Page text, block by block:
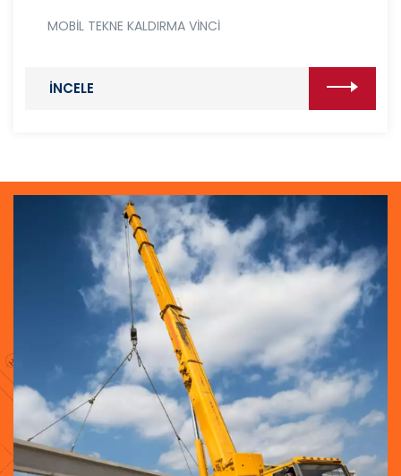
MOBİL TEKNE KALDIRMA VİNCİ
İNCELE